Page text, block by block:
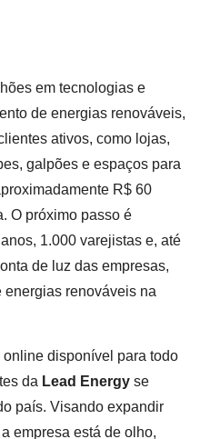
em tecnologias e
de energias renováveis,
ativos, como lojas,
galpões e espaços para
R$ 60
O próximo passo é
1.000 varejistas e, até
de luz das empresas,
renováveis na
disponível para todo
da Lead Energy se
país. Visando expandir
empresa está de olho,